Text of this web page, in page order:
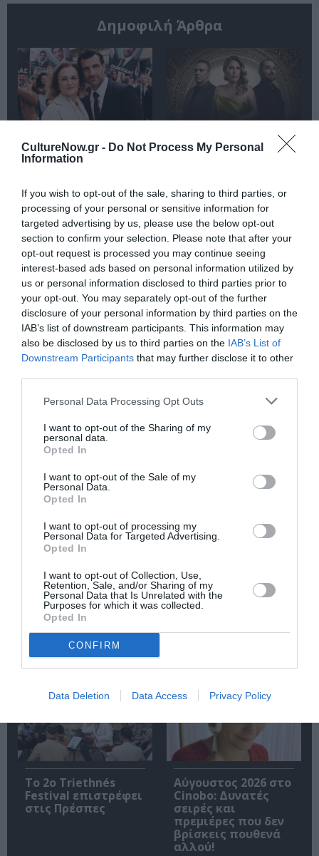
CultureNow.gr - Do Not Process My Personal
Information
If you wish to opt-out of the sale, sharing to third parties, or
processing of your personal or sensitive information for
targeted advertising by us, please use the below opt-out
section to confirm your selection. Please note that after your
opt-out request is processed you may continue seeing
interest-based ads based on personal information utilized by
us or personal information disclosed to third parties prior to
your opt-out. You may separately opt-out of the further
disclosure of your personal information by third parties on the
IAB’s list of downstream participants. This information may
also be disclosed by us to third parties on the IAB’s List of
Downstream Participants that may further disclose it to other
Personal Data Processing Opt Outs
I want to opt-out of the Sharing of my
personal data.
Opted In
I want to opt-out of the Sale of my
Personal Data.
Opted In
I want to opt-out of processing my
Personal Data for Targeted Advertising.
Opted In
I want to opt-out of Collection, Use,
Retention, Sale, and/or Sharing of my
Personal Data that Is Unrelated with the
Purposes for which it was collected.
Opted In
CONFIRM
Data Deletion Data Access Privacy Policy
Δημοφιλή Άρθρα
O «Οιδίποδας» του
Ρόμπερτ Άικ ξανά
Κεχαγιόγλου
Θεοδώρα,
Αυτοκράτειρα του
Θεόδωρου Στάθη
στο θέατρο
Ολύμπια
Μακμπέθ, της
Κατερίνας
Ευαγγελάτου με
Γιώργο Γάλλο &
Καραμπέτη στο
32οι Πλοές – Το
Αίνιγμα της Εικόνας:
Ομαδική έκθεση στο
Ίδρυμα Π. & Μ.
Τελευταία νέα
Η Ελεωνόρα
Ζουγανέλη για δύο
μοναδικές
συναυλίες στην
Κρήτη
Ο Υπηρέτης δύο
Αφεντάδων, του
Καλαμάτα
Το 2ο Triethnés
Festival επιστρέφει
στις Πρέσπες
Αύγουστος 2026 στο
Cinobo: Δυνατές
σειρές και
πρεμιέρες που δεν
βρίσκεις πουθενά
αλλού!